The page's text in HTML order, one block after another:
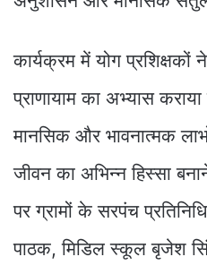
कार्यक्रम में योग प्रशिक्षकों
प्राणायाम का अभ्यास
मानसिक और भावनात्मक
जीवन का अभिन्न हिस्सा
पर ग्रामों के सरपंच
पाठक, मिडिल स्कूल बृजेश